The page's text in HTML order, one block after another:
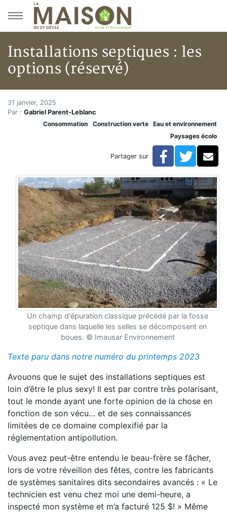
Aller au menu principal
Aller au contenu principal
Installations septiques : les
options (réservé)
Accueil
Articles
Construction verte
Installations septiques : les options (réservé)
Installations septiques : les
31 janvier, 2025
Par : Gabriel Parent-Leblanc
Consommation
Construction verte
Eau et environnement
Paysages écolo
Partager sur Facebook
Un champ d'épuration classique précédé par la fosse
septique dans laquelle les selles se décomposent en
boues. © Imausar Environnement
Texte paru dans notre numéro du printemps 2023
Avouons que le sujet des installations septiques est
loin d’être le plus sexy! Il est par contre très polarisant,
tout le monde ayant une forte opinion de la chose en
fonction de son vécu… et de ses connaissances
limitées de ce domaine complexifié par la
réglementation antipollution.
Vous avez peut-être entendu le beau-frère se fâcher,
lors de votre réveillon des fêtes, contre les fabricants
de systèmes sanitaires dits secondaires avancés : « Le
technicien est venu chez moi une demi-heure, a
inspecté mon système et m’a facturé 125 $! » Même